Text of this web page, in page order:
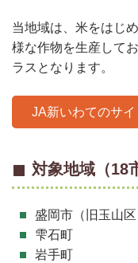
当地域は、米をはじ
様な作物を生産して
ラスとなります。
JA新いわてのサイ
対象地域（18
盛岡市（旧玉山区
雫石町
岩手町